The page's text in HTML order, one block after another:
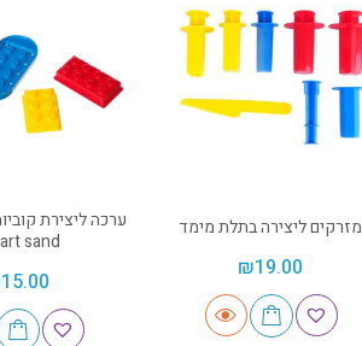
מזרקים ליצירה בתלת מימד
₪19.00
ערכה ליצירת
sand
15.00